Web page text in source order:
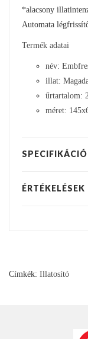
*alacsony
Automata
Termék adatai
név:
illat:
űrtartalom:
méret:
SPECIFIKÁCIÓ
ÉRTÉKELÉSEK
Címkék: Illatosító